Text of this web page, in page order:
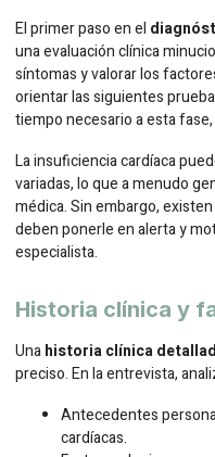
El primer paso en el
una evaluación clínica
síntomas y valorar los
orientar las siguientes
tiempo necesario a esta
La insuficiencia cardíaca
variadas, lo que a menudo
médica. Sin embargo,
deben ponerle en alerta y
especialista.
Historia clínica y
Unahistoria clínica
preciso. En la entrevista,
Antecedentes
cardíacas.